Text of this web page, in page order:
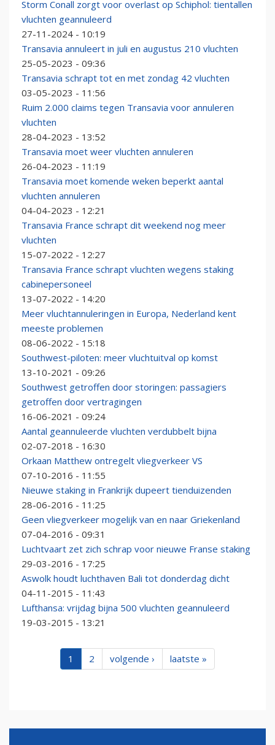
Storm Conall zorgt voor overlast op Schiphol: tientallen
vluchten geannuleerd
27-11-2024 - 10:19
Transavia annuleert in juli en augustus 210 vluchten
25-05-2023 - 09:36
Transavia schrapt tot en met zondag 42 vluchten
03-05-2023 - 11:56
Ruim 2.000 claims tegen Transavia voor annuleren
vluchten
28-04-2023 - 13:52
Transavia moet weer vluchten annuleren
26-04-2023 - 11:19
Transavia moet komende weken beperkt aantal
vluchten annuleren
04-04-2023 - 12:21
Transavia France schrapt dit weekend nog meer
vluchten
15-07-2022 - 12:27
Transavia France schrapt vluchten wegens staking
cabinepersoneel
13-07-2022 - 14:20
Meer vluchtannuleringen in Europa, Nederland kent
meeste problemen
08-06-2022 - 15:18
Southwest-piloten: meer vluchtuitval op komst
13-10-2021 - 09:26
Southwest getroffen door storingen: passagiers
getroffen door vertragingen
16-06-2021 - 09:24
Aantal geannuleerde vluchten verdubbelt bijna
02-07-2018 - 16:30
Orkaan Matthew ontregelt vliegverkeer VS
07-10-2016 - 11:55
Nieuwe staking in Frankrijk dupeert tienduizenden
28-06-2016 - 11:25
Geen vliegverkeer mogelijk van en naar Griekenland
07-04-2016 - 09:31
Luchtvaart zet zich schrap voor nieuwe Franse staking
29-03-2016 - 17:25
Aswolk houdt luchthaven Bali tot donderdag dicht
04-11-2015 - 11:43
Lufthansa: vrijdag bijna 500 vluchten geannuleerd
19-03-2015 - 13:21
1 2 volgende › laatste »